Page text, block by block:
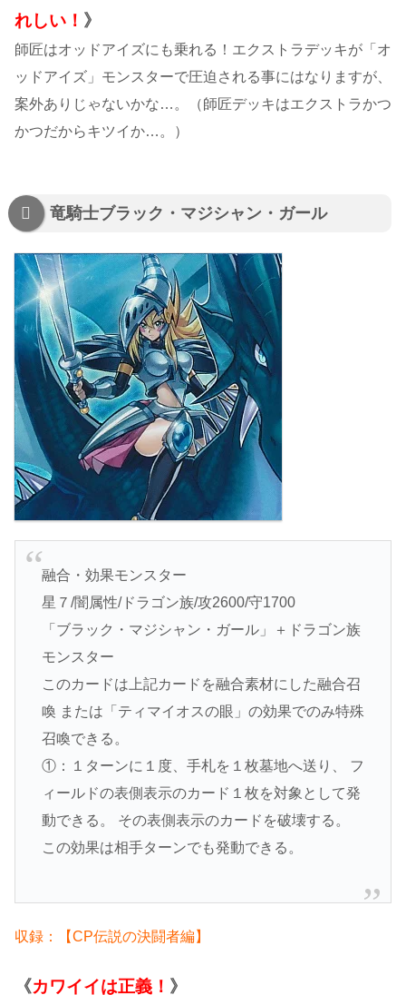
れしい！ 》
師匠はオッドアイズにも乗れる！エクストラデッキが「オ
ッドアイズ」モンスターで圧迫される事にはなりますが、
案外ありじゃないかな…。（師匠デッキはエクストラかつ
かつだからキツイか…。）
竜騎士ブラック・マジシャン・ガール
融合・効果モンスター
星７/闇属性/ドラゴン族/攻2600/守1700
「ブラック・マジシャン・ガール」＋ドラゴン族
モンスター
このカードは上記カードを融合素材にした融合召
喚 または「ティマイオスの眼」の効果でのみ特殊
召喚できる。
①：１ターンに１度、手札を１枚墓地へ送り、 フ
ィールドの表側表示のカード１枚を対象として発
動できる。 その表側表示のカードを破壊する。
この効果は相手ターンでも発動できる。
収録：【CP伝説の決闘者編】
《カワイイは正義！ 》